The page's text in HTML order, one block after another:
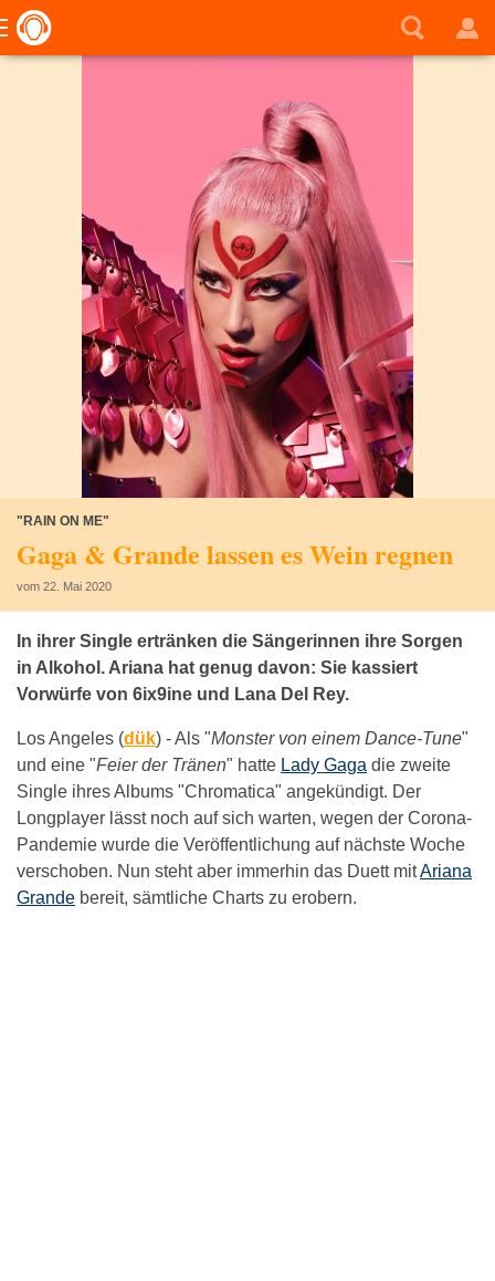
"RAIN ON ME"
Gaga & Grande lassen es Wein regnen
vom 22. Mai 2020
In ihrer Single ertränken die Sängerinnen ihre Sorgen
in Alkohol. Ariana hat genug davon: Sie kassiert
Vorwürfe von 6ix9ine und Lana Del Rey.
Los Angeles (dük) -Als "Monster von einem Dance-Tune"
und eine "Feier der Tränen" hatte Lady Gaga die zweite
Single ihres Albums "Chromatica" angekündigt. Der
Longplayer lässt noch auf sich warten, wegen der Corona-
Pandemie wurde die Veröffentlichung auf nächste Woche
verschoben. Nun steht aber immerhin das Duett mitAriana
Grande bereit, sämtliche Charts zu erobern.